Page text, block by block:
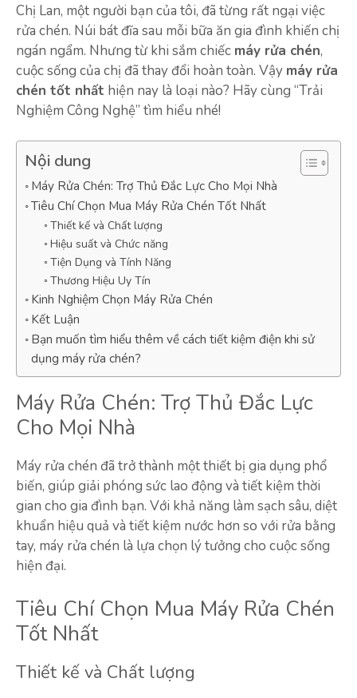
Chị Lan, một người bạn của tôi, đã từng rất ngại việc
rửa chén. Núi bát đĩa sau mỗi bữa ăn gia đình khiến chị
ngán ngẩm. Nhưng từ khi sắm chiếc máy rửa chén,
cuộc sống của chị đã thay đổi hoàn toàn. Vậy máy rửa
chén tốt nhất hiện nay là loại nào? Hãy cùng “Trải
Nghiệm Công Nghệ” tìm hiểu nhé!
Nội dung
Máy Rửa Chén: Trợ Thủ Đắc Lực Cho Mọi Nhà
Tiêu Chí Chọn Mua Máy Rửa Chén Tốt Nhất
Thiết kế và Chất lượng
Hiệu suất và Chức năng
Tiện Dụng và Tính Năng
Thương Hiệu Uy Tín
Kinh Nghiệm Chọn Máy Rửa Chén
Kết Luận
Bạn muốn tìm hiểu thêm về cách tiết kiệm điện khi sử
dụng máy rửa chén?
Máy Rửa Chén: Trợ Thủ Đắc Lực
Cho Mọi Nhà
Máy rửa chén đã trở thành một thiết bị gia dụng phổ
biến, giúp giải phóng sức lao động và tiết kiệm thời
gian cho gia đình bạn. Với khả năng làm sạch sâu, diệt
khuẩn hiệu quả và tiết kiệm nước hơn so với rửa bằng
tay, máy rửa chén là lựa chọn lý tưởng cho cuộc sống
hiện đại.
Tiêu Chí Chọn Mua Máy Rửa Chén
Tốt Nhất
Thiết kế và Chất lượng